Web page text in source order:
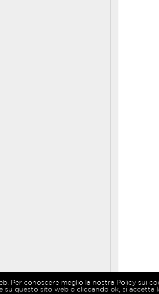
Per conoscere meglio la nostra Policy sui
questo sito web o cliccando ok, si accetta